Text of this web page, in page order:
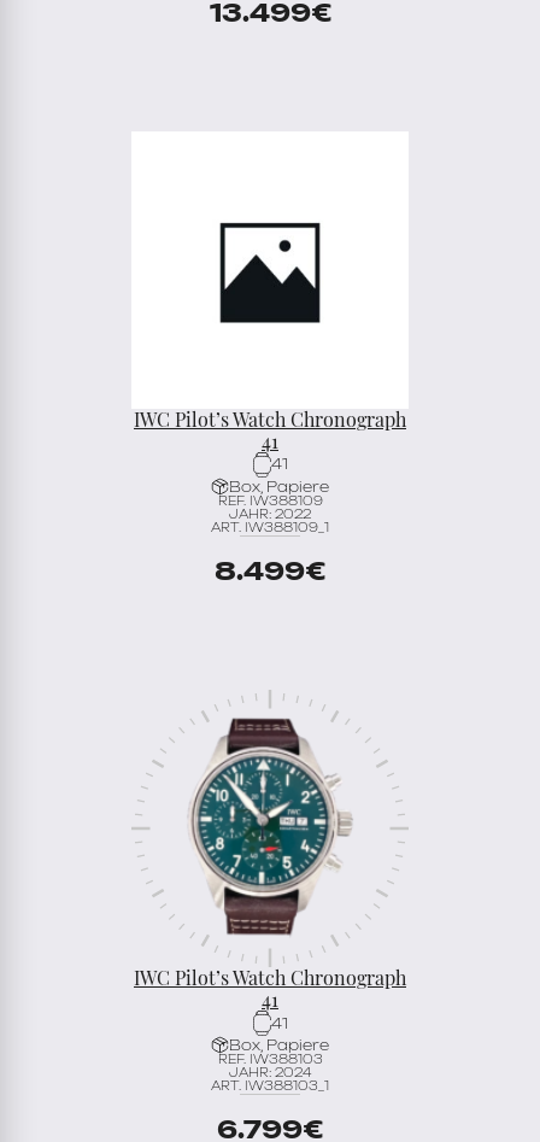
13.499€
IWC Pilot’s Watch Chronograph
41
41
Box, Papiere
REF. IW388109
JAHR: 2022
ART. IW388109_1
8.499€
IWC Pilot’s Watch Chronograph
41
41
Box, Papiere
REF. IW388103
JAHR: 2024
ART. IW388103_1
6.799€